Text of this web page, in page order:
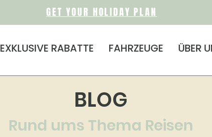
GET YOUR HOLIDAY PLAN
EXKLUSIVE RABATTE FAHRZEUGE ÜBER
BLOG
Rund ums Thema Reisen